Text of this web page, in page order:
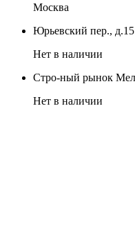
Москва
Юрьевский пер.,
Нет в наличии
Стро-ный рынок
Нет в наличии